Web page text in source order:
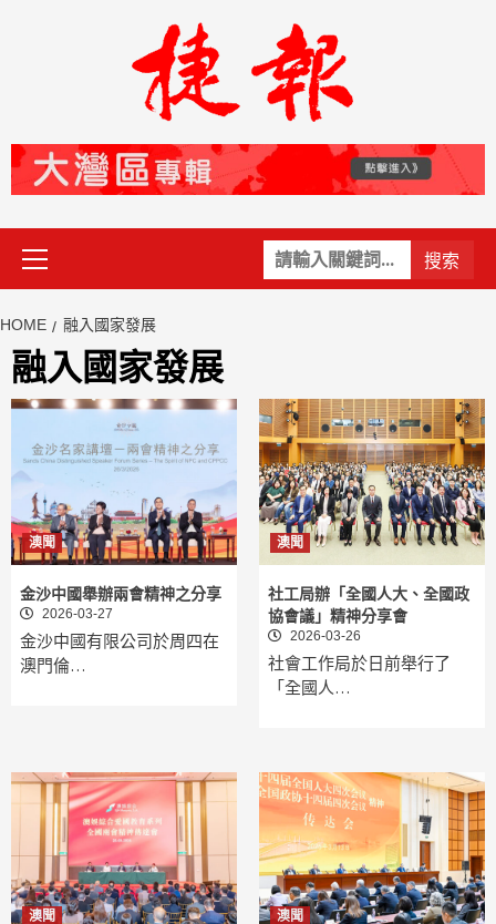
關
鍵
Primary
Menu
HOME 融入國家發展
融入國家發展
澳聞
金沙中國舉辦兩會精神之分享
2026-03-27
金沙中國有限公司於周四在
澳門倫…
澳聞
社工局辦「全國人大、全國政
協會議」精神分享會
2026-03-26
社會工作局於日前舉行了
「全國人…
澳聞 澳聞